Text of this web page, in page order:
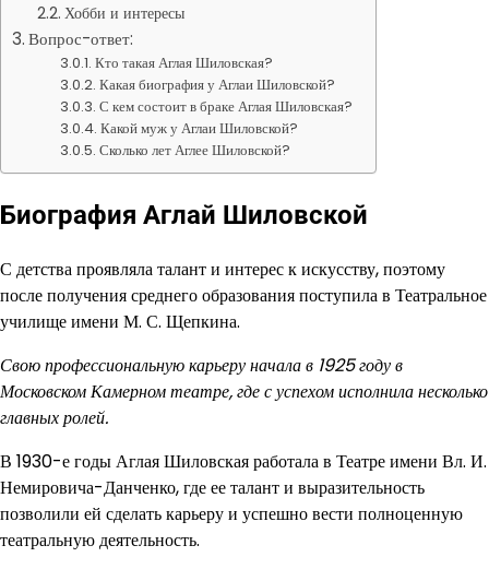
Хобби и интересы
Вопрос-ответ:
Кто такая Аглая Шиловская?
Какая биография у Аглаи Шиловской?
С кем состоит в браке Аглая Шиловская?
Какой муж у Аглаи Шиловской?
Сколько лет Аглее Шиловской?
Биография Аглай Шиловской
С детства проявляла талант и интерес к искусству, поэтому
после получения среднего образования поступила в Театральное
училище имени М. С. Щепкина.
Свою профессиональную карьеру начала в 1925 году в
Московском Камерном театре, где с успехом исполнила несколько
главных ролей.
В 1930-е годы Аглая Шиловская работала в Театре имени Вл. И.
Немировича-Данченко, где ее талант и выразительность
позволили ей сделать карьеру и успешно вести полноценную
театральную деятельность.